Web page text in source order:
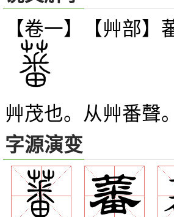
【卷一】【艸部】
艸茂也。从艸番聲
字源演变